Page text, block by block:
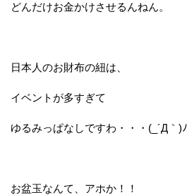
どんだけお金かけさせるんねん。
日本人のお財布の紐は、
イベントが多すぎて
ゆるみっぱなしですわ・・・(_´Д｀)
お盆玉なんて、アホか！！